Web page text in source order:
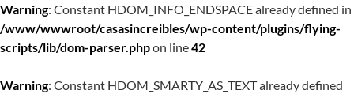
Warning: Constant HDOM_INFO_ENDSPACE already defined in
/www/wwwroot/casasincreibles/wp-content/plugins/flying-
scripts/lib/dom-parser.phpon line42
Warning: Constant HDOM_SMARTY_AS_TEXT already defined